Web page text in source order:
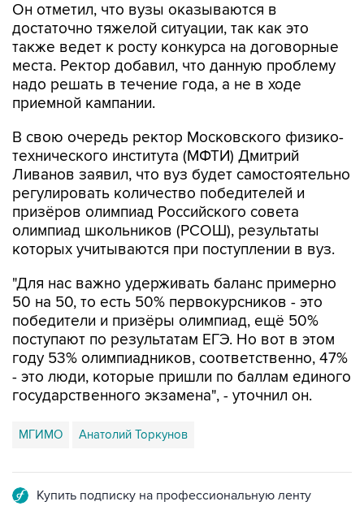
Он отметил, что вузы оказываются в
достаточно тяжелой ситуации, так как это
также ведет к росту конкурса на договорные
места. Ректор добавил, что данную проблему
надо решать в течение года, а не в ходе
приемной кампании.
В свою очередь ректор Московского физико-
технического института (МФТИ) Дмитрий
Ливанов заявил, что вуз будет самостоятельно
регулировать количество победителей и
призёров олимпиад Российского совета
олимпиад школьников (РСОШ), результаты
которых учитываются при поступлении в вуз.
"Для нас важно удерживать баланс примерно
50 на 50, то есть 50% первокурсников - это
победители и призёры олимпиад, ещё 50%
поступают по результатам ЕГЭ. Но вот в этом
году 53% олимпиадников, соответственно, 47%
- это люди, которые пришли по баллам единого
государственного экзамена", - уточнил он.
МГИМО Анатолий Торкунов
Купить подписку на профессиональную ленту